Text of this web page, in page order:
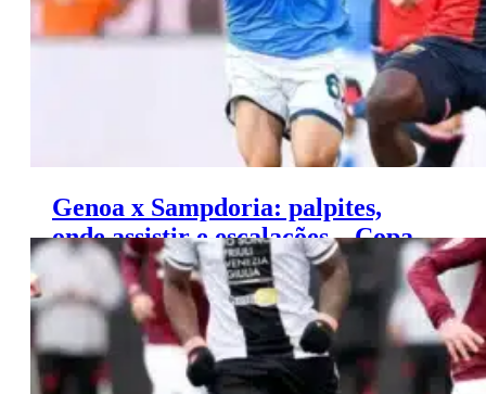
Genoa x Sampdoria: palpites,
onde assistir e escalações – Copa
da Itália (25/09)